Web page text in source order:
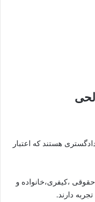
هستند که اعتبار
،کیفری،خانواده و
دارند.